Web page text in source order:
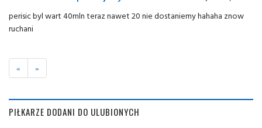
perisic byl wart 40mln teraz nawet 20 nie dostaniemy hahaha znow
ruchani
« »
PIŁKARZE DODANI DO ULUBIONYCH